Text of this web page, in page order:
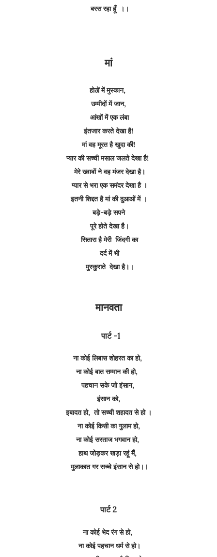
बरस रहा हूँ ।।
मां
होठों में मुस्कान,
उम्मीदों में जान,
आंखों में एक लंबा
इंतजार करते देखा है!
मां वह मूरत है खुदा की!
प्यार की सच्ची मसाल जलते देखा है!
मेरे ख्वाबों ने वह मंजर देखा है।
प्यार से भरा एक समंदर देखा है ।
इतनी शिद्दत है मां की दुआओं में ।
बड़े-बड़े सपने
पूरे होते देखा है।
सितारा है मेरी जिंदगी का
दर्द में भी
मुस्कुराते देखा है।।
मानवता
पार्ट -1
ना कोई लिबास शोहरत का हो,
ना कोई बात सम्मान की हो,
पहचान सके जो इंसान,
इंसान को,
इबादत हो, तो सच्ची शहादत से हो ।
ना कोई किसी का गुलाम हो,
ना कोई सरताज भगवान हो,
हाथ जोड़कर खड़ा रहूं मैंं,
मुलाकात गर सच्चे इंसान से हो।।
पार्ट 2
ना कोई भेद रंग से हो,
ना कोई पहचान धर्म से हो।